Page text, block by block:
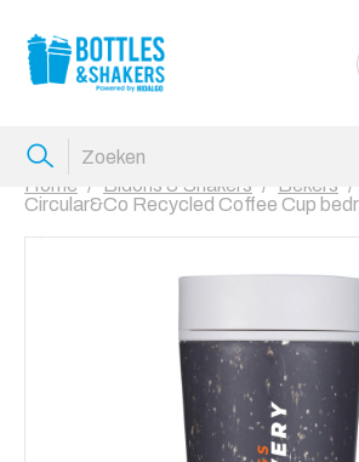
Home Bidons & Shakers
Bekers
Circular&Co Recycled Coffee Cup